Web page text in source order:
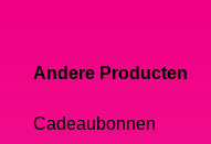
Andere Producten
Cadeaubonnen